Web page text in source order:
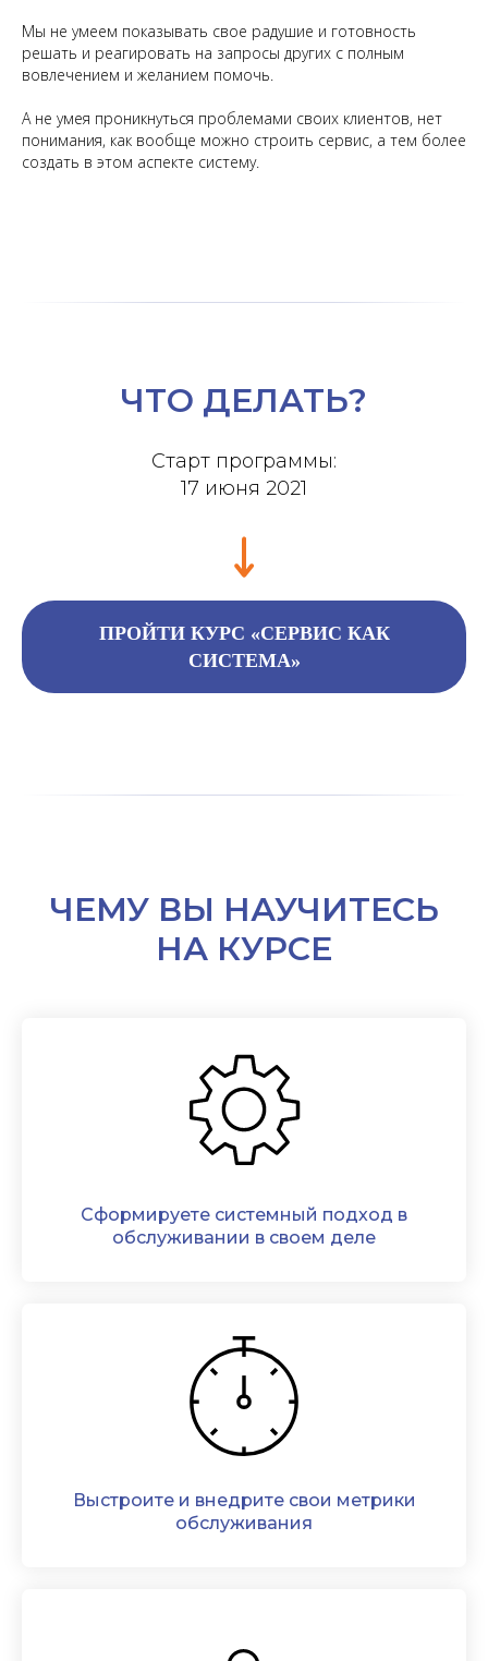
Мы не умеем показывать свое радушие и готовность
решать и реагировать на запросы других с полным
вовлечением и желанием помочь.
А не умея проникнуться проблемами своих клиентов, нет
понимания, как вообще можно строить сервис, а тем более
создать в этом аспекте систему.
ЧТО ДЕЛАТЬ?
Старт программы:
17 июня 2021
ПРОЙТИ КУРС «СЕРВИС КАК
СИСТЕМА»
ЧЕМУ ВЫ НАУЧИТЕСЬ
НА КУРСЕ
Cформируете системный подход в
обслуживании в своем деле
Выстроите и внедрите свои метрики
обслуживания